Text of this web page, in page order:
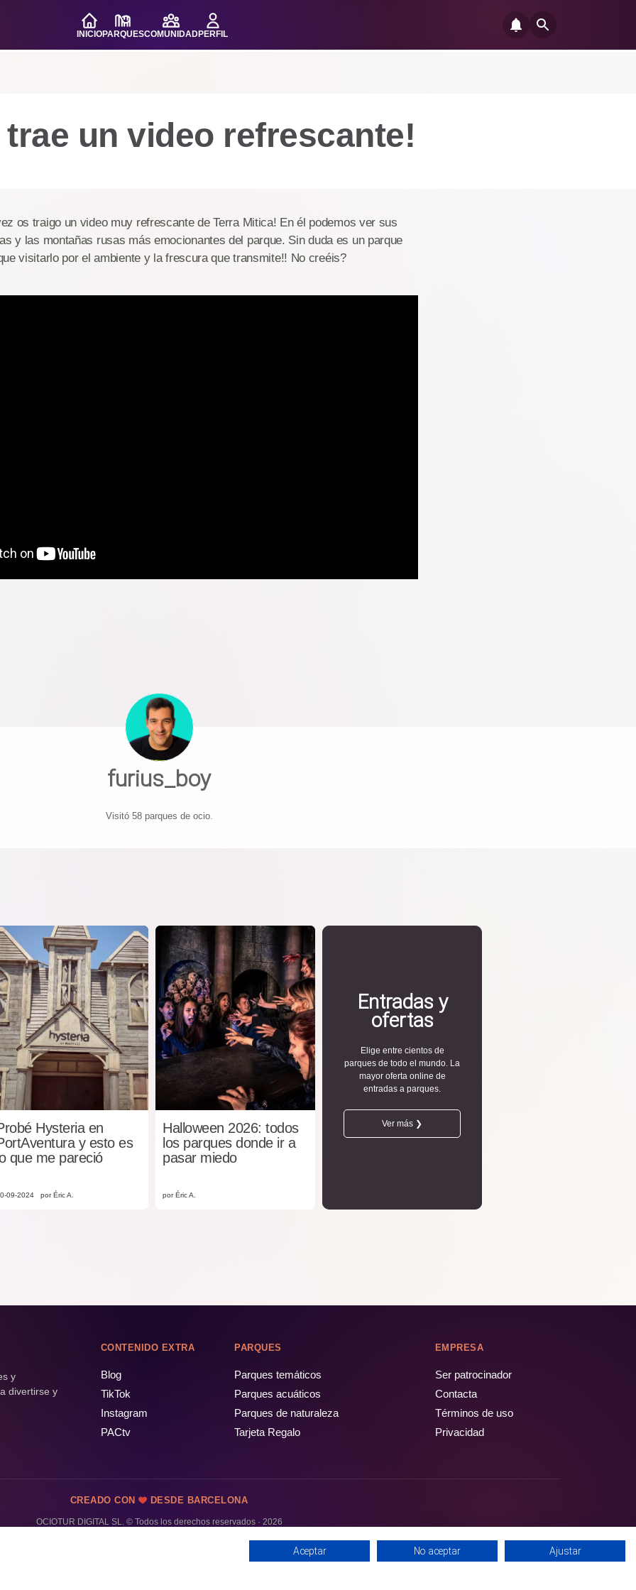
INICIOPARQUESCOMUNIDADPERFIL
trae un video refrescante!
os traigo un video muy refrescante de Terra Mitica! En él podemos ver sus
y las montañas rusas más emocionantes del parque. Sin duda es un parque
visitarlo por el ambiente y la frescura que transmite!! No creéis?
furius_boy
Visitó 58 parques de ocio.
Hysteria en
y esto es
que me pareció
09-2024 por Éric A.
Halloween 2026: todos
los parques donde ir a
pasar miedo
por Éric A.
Entradas y
ofertas
Elige entre cientos de
parques de todo el mundo. La
mayor oferta online de
entradas a parques.
Ver más ❯
y
divertirse y
CONTENIDO EXTRA
Blog
TikTok
Instagram
PACtv
PARQUES
Parques temáticos
Parques acuáticos
Parques de naturaleza
Tarjeta Regalo
EMPRESA
Ser patrocinador
Contacta
Términos de uso
Privacidad
CREADO CON DESDE BARCELONA
OCIOTUR DIGITAL SL. © Todos los derechos reservados · 2026
Aceptar No aceptar Ajustar